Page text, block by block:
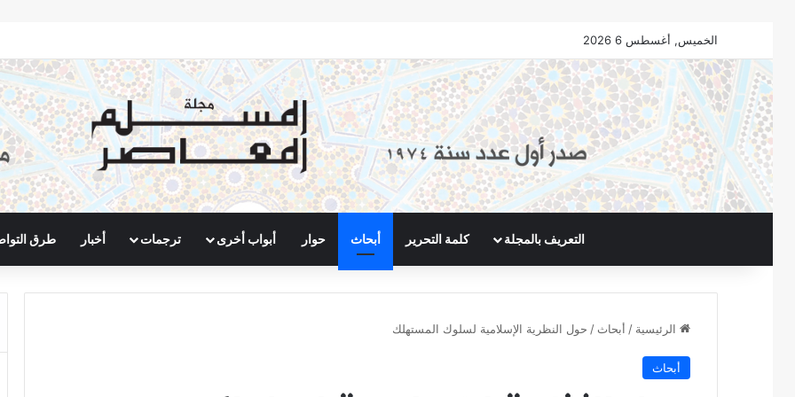
الخميس, أغسطس 6 2026
التعريف بالمجلة كلمة التحرير أبحاث حوار أبواب أخرى ترجمات أخبار طرق
الرئيسية / أبحاث / حول النظرية الإسلامية لسلوك المستهلك
أبحاث